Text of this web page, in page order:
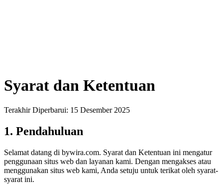
Syarat dan Ketentuan
Terakhir Diperbarui: 15 Desember 2025
1. Pendahuluan
Selamat datang di bywira.com. Syarat dan Ketentuan ini mengatur
penggunaan situs web dan layanan kami. Dengan mengakses atau
menggunakan situs web kami, Anda setuju untuk terikat oleh syarat-
syarat ini.